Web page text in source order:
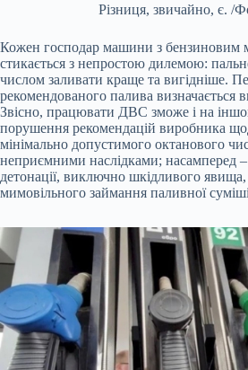
Різниця, звичайно, є. /
Кожен господар машини з бензиновим
стикається з непростою дилемою:
числом заливати краще та вигідніше.
рекомендованого палива визначається
Звісно, працювати ДВС зможе і на
порушення рекомендацій виробника
мінімально допустимого октанового
неприємними наслідками; насамперед
детонації, виключно шкідливого
мимовільного займання паливної